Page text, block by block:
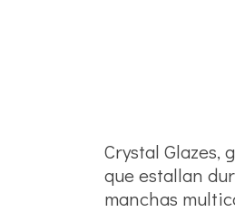
Crystal Glazes,
que estallan
manchas